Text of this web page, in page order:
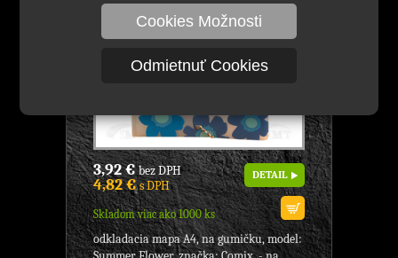
Cookies Možnosti
Odmietnuť Cookies
3,92 €bez DPH
4,82 €s DPH
Skladom viac ako 1000 ks
DETAIL
odkladacia mapa A4, na gumičku, model: